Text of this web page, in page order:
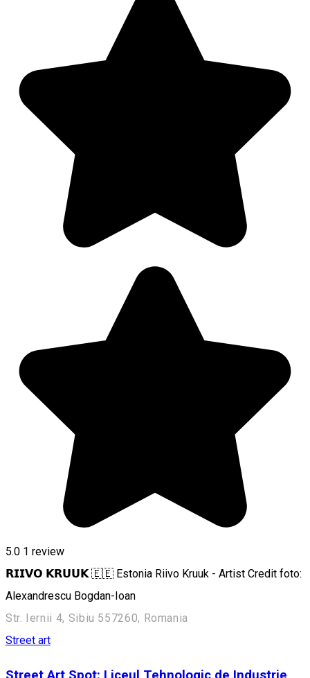
5.0 1 review
𝗥𝗜𝗜𝗩𝗢 𝗞𝗥𝗨𝗨𝗞 🇪🇪 Estonia Riivo Kruuk - Artist Credit foto:
Alexandrescu Bogdan-Ioan
Str. Iernii 4, Sibiu 557260, Romania
Street art